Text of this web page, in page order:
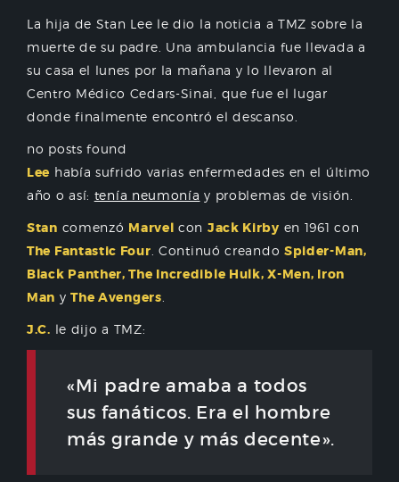
La hija de Stan Lee le dio la noticia a TMZ sobre la
muerte de su padre. Una ambulancia fue llevada a
su casa el lunes por la mañana y lo llevaron al
Centro Médico Cedars-Sinai, que fue el lugar
donde finalmente encontró el descanso.
no posts found
Lee había sufrido varias enfermedades en el último
año o así: tenía neumonía y problemas de visión.
Stan comenzó Marvel con Jack Kirby en 1961 con
The Fantastic Four . Continuó creando Spider-Man,
Black Panther, The Incredible Hulk, X-Men, Iron
Man yThe Avengers
J.C. le dijo a TMZ:
«Mi padre amaba a todos
sus fanáticos. Era el hombre
más grande y más decente».